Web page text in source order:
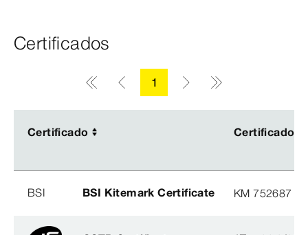
Certificados
1
Certificado Certificado
Certificado Certificado
BSI BSI Kitemark Certificate KM 752687